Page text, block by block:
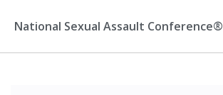
to
National Sexual Assault Conference®